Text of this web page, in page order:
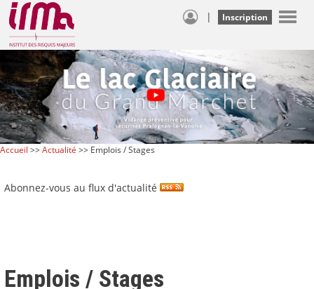
| Inscription
Accueil >>Actualité >> Emplois / Stages
Abonnez-vous au flux d'actualité
Emplois / Stages